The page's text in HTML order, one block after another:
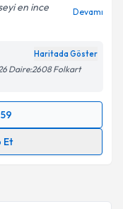
en ince
Devamı
Haritada Göster
Daire:2608 Folkart
Et